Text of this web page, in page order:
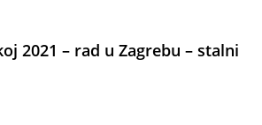
2021 – rad u Zagrebu – stalni